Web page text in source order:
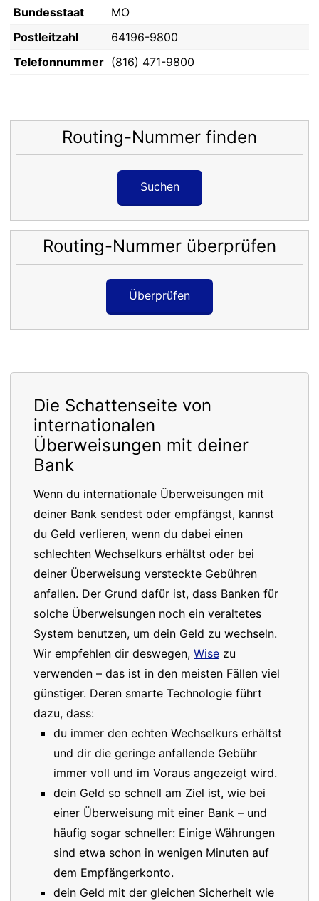
Bundesstaat
MO
Postleitzahl
64196-9800
Telefonnummer (816) 471-9800
Routing-Nummer finden
Suchen
Routing-Nummer überprüfen
Überprüfen
Die Schattenseite von
internationalen
Überweisungen mit deiner
Bank
Wenn du internationale Überweisungen mit
deiner Bank sendest oder empfängst, kannst
du Geld verlieren, wenn du dabei einen
schlechten Wechselkurs erhältst oder bei
deiner Überweisung versteckte Gebühren
anfallen. Der Grund dafür ist, dass Banken für
solche Überweisungen noch ein veraltetes
System benutzen, um dein Geld zu wechseln.
Wir empfehlen dir deswegen, Wise zu
verwenden – das ist in den meisten Fällen viel
günstiger. Deren smarte Technologie führt
dazu, dass:
du immer den echten Wechselkurs erhältst
und dir die geringe anfallende Gebühr
immer voll und im Voraus angezeigt wird.
dein Geld so schnell am Ziel ist, wie bei
einer Überweisung mit einer Bank – und
häufig sogar schneller: Einige Währungen
sind etwa schon in wenigen Minuten auf
dem Empfängerkonto.
dein Geld mit der gleichen Sicherheit wie